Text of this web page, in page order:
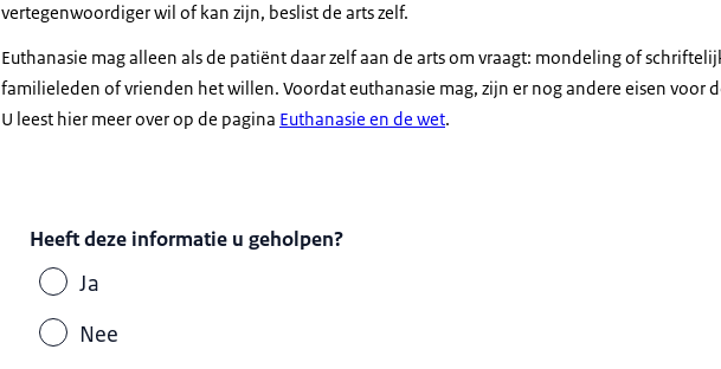
vertegenwoordiger wil of kan zijn, beslist de arts zelf.
Euthanasie mag alleen als de patiënt daar zelf aan de arts om vraagt: mondeling of
familieleden of vrienden het willen. Voordat euthanasie mag, zijn er nog andere eisen voor
U leest hier meer over op de pagina Euthanasie en de wet.
Heeft deze informatie u geholpen?
Ja
Nee